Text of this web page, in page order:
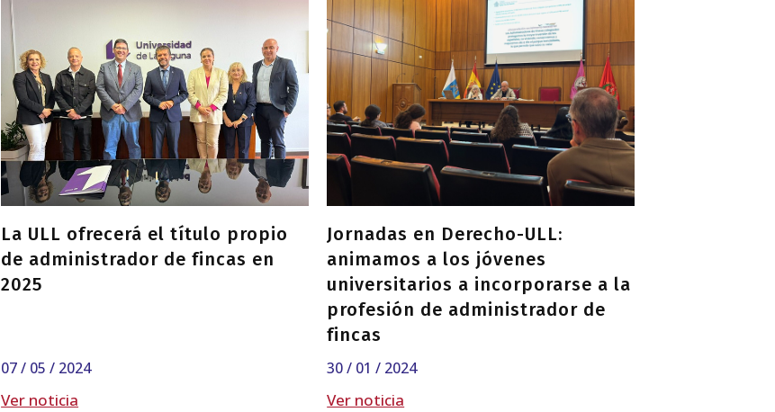
La ULL ofrecerá el título propio
de administrador de fincas en
2025
07 / 05 / 2024
Ver noticia
Jornadas en Derecho-ULL:
animamos a los jóvenes
universitarios a incorporarse a la
profesión de administrador de
fincas
30 / 01 / 2024
Ver noticia